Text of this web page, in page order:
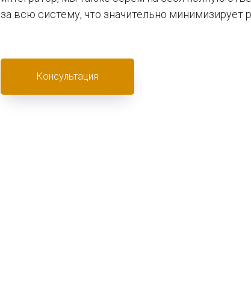
за всю систему, что значительно минимизирует
Консультация